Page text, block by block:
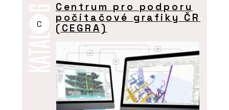
C
Centrum pro podporu
počítačové grafiky ČR
(CEGRA)